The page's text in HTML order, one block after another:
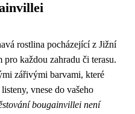
rostlina pocházející z Jižní
každou zahradu či terasu.
zářivými barvami, které
vnese do vašeho
bougainvillei není